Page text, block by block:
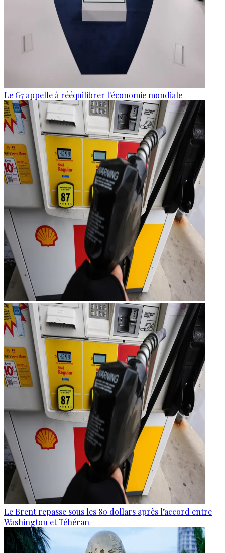
Le G7 appelle à rééquilibrer l'économie mondiale
Le Brent repasse sous les 80 dollars après l’accord entre
Washington et Téhéran